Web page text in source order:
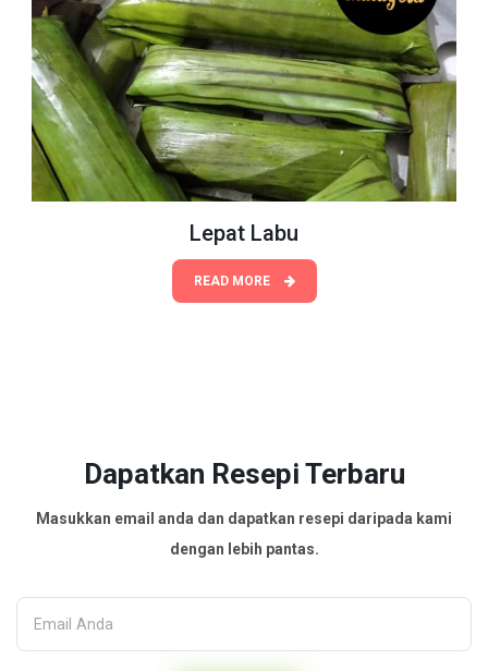
Lepat Labu
READ MORE
Dapatkan Resepi Terbaru
Masukkan email anda dan dapatkan resepi daripada kami
dengan lebih pantas.